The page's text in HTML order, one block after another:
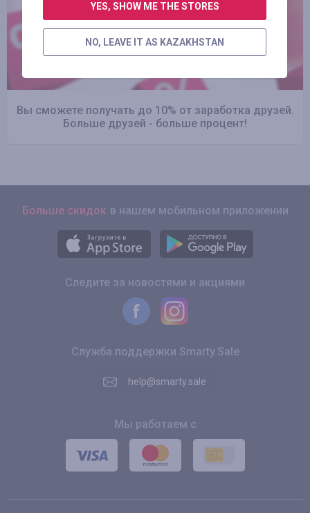
Вы сможете получать до 10% от заработка друзей.
Больше друзей - больше процент!
Больше скидок в нашем мобильном приложении
Следите за новостями и акциями
Служба поддержки Smarty.Sale
help@smarty.sale
Мы работаем с
YES, SHOW ME THE STORES
NO, LEAVE IT AS KAZAKHSTAN